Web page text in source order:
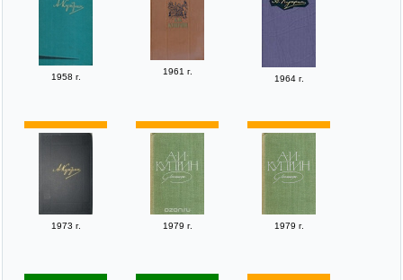
1958 г.
1961 г.
1964 г.
1973 г. 1979 г. 1979 г.